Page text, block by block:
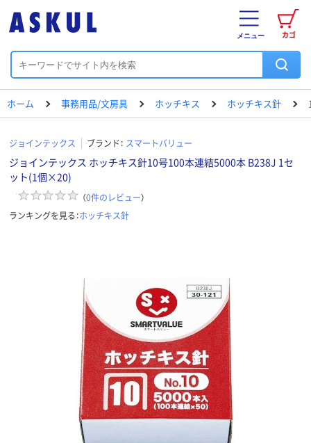
カゴ
メニュー
ホーム 事務用品/文房具 ホッチキス ホッチキス針
ジョインテックス ブランド： スマートバリュー
ジョインテックス ホッチキス針10号100本連結5000本 B238J 1セ
ット(1個×20)
（0件のレビュー）
ランキングを見る：ホッチキス針